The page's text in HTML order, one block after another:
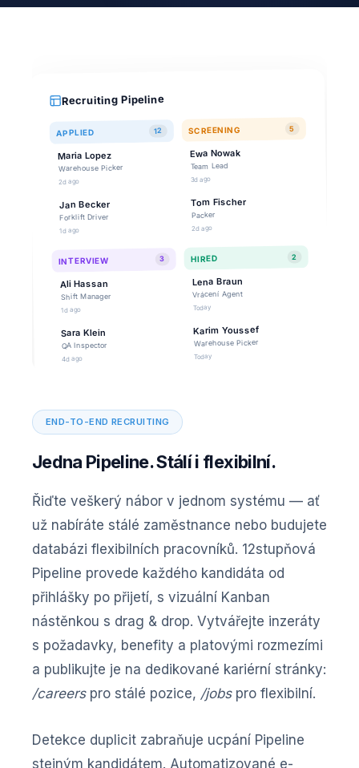
END-TO-END RECRUITING
Jedna Pipeline. Stálí i flexibilní.
Řiďte veškerý nábor v jednom systému — ať
už nabíráte stálé zaměstnance nebo budujete
databázi flexibilních pracovníků. 12stupňová
Pipeline provede každého kandidáta od
přihlášky po přijetí, s vizuální Kanban
nástěnkou s drag & drop. Vytvářejte inzeráty
s požadavky, benefity a platovými rozmezími
a publikujte je na dedikované kariérní stránky:
/careerspro stálé pozice, /jobspro flexibilní.
Detekce duplicit zabraňuje ucpání Pipeline
stejným kandidátem. Automatizované e-
Recruiting Pipeline
APPLIED 12
Maria Lopez
Warehouse Picker
2d ago
Jan Becker
Forklift Driver
1d ago
SCREENING 5
Ewa Nowak
Team Lead
3d ago
Tom Fischer
Packer
2d ago
INTERVIEW 3
Ali Hassan
Shift Manager
1d ago
Sara Klein
QA Inspector
4d ago
HIRED 2
Lena Braun
Vrácení Agent
Today
Karim Youssef
Warehouse Picker
Today